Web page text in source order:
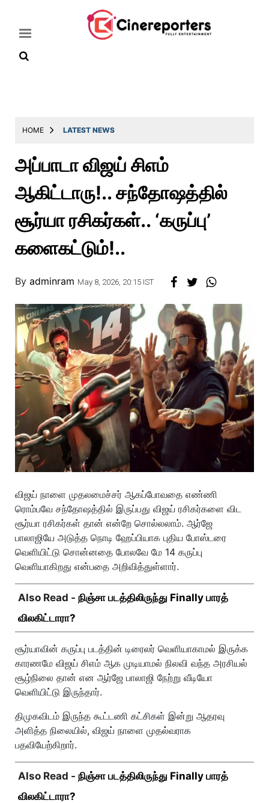
Latest
Throwback
Television
Reviews
Photos
Story
HOME LATEST NEWS
அப்பாடா விஜய் சிஎம்
ஆகிட்டாரு!.. சந்தோஷத்தில்
சூர்யா ரசிகர்கள்.. ‘கருப்பு’
களைகட்டும்!..
By adminram May 8, 2026, 20:15 IST
விஜய் நாளை முதலமைச்சர் ஆகப்போவதை எண்ணி
ரொம்பவே சந்தோஷத்தில் இருப்பது விஜய் ரசிகர்களை விட
சூர்யா ரசிகர்கள் தான் என்றே சொல்லலாம். ஆர்ஜே
பாலாஜியே அடுத்த நொடி ஹேப்பியாக புதிய போஸ்டரை
வெளியிட்டு சொன்னதை போலவே மே 14 கருப்பு
வெளியாகிறது என்பதை அறிவித்துள்ளார்.
Also Read - நிஞ்சா படத்திலிருந்து Finally பாரத்
விலகிட்டாரா?
சூர்யாவின் கருப்பு படத்தின் டிரைலர் வெளியாகாமல் இருக்க
காரணமே விஜய் சிஎம் ஆக முடியாமல் நிலவி வந்த அரசியல்
சூழ்நிலை தான் என ஆர்ஜே பாலாஜி நேற்று வீடியோ
வெளியிட்டு இருந்தார்.
திமுகவிடம் இருந்த கூட்டணி கட்சிகள் இன்று ஆதரவு
அளித்த நிலையில், விஜய் நாளை முதல்வராக
பதவியேற்கிறார்.
Also Read - நிஞ்சா படத்திலிருந்து Finally பாரத்
விலகிட்டாரா?